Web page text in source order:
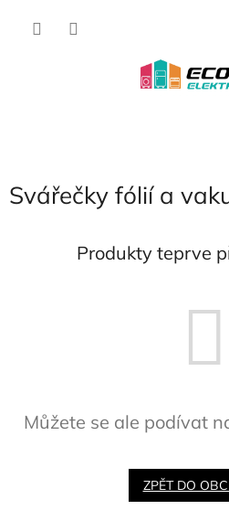
Svářečky fólií a
Produkty teprve
Můžete se ale podívat
ZPĚT DO